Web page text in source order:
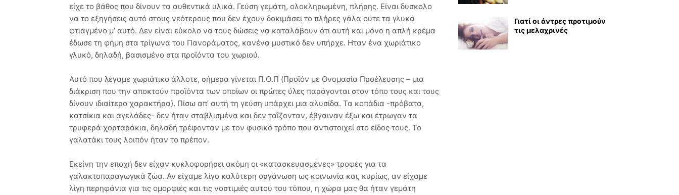
είχε το βάθος που δίνουν τα αυθεντικά υλικά. Γεύση γεμάτη, ολοκληρωμένη, πλήρης. Είναι δύσκολο
να το εξηγήσεις αυτό στους νεότερους που δεν έχουν δοκιμάσει το πλήρες γάλα ούτε τα γλυκά
φτιαγμένο μ’ αυτό. Δεν είναι εύκολο να τους δώσεις να καταλάβουν ότι αυτή και μόνο η απλή κρέμα
έδωσε τη φήμη στα τρίγωνα του Πανοράματος, κανένα μυστικό δεν υπήρχε. Ηταν ένα χωριάτικο
γλυκό, δηλαδή, βασισμένο στα προϊόντα του χωριού.
Αυτό που λέγαμε χωριάτικο άλλοτε, σήμερα γίνεται Π.Ο.Π (Προϊόν με Ονομασία Προέλευσης – μια
διάκριση που την αποκτούν προϊόντα των οποίων οι πρώτες ύλες παράγονται στον τόπο τους και τους
δίνουν ιδιαίτερο χαρακτήρα). Πίσω απ’ αυτή τη γεύση υπάρχει μια αλυσίδα. Τα κοπάδια -πρόβατα,
κατσίκια και αγελάδες- δεν ήταν σταβλισμένα και δεν ταΐζονταν, έβγαιναν έξω και έτρωγαν τα
τρυφερά χορταράκια, δηλαδή τρέφονταν με τον φυσικό τρόπο που αντιστοιχεί στο είδος τους. Το
γαλατάκι τους λοιπόν ήταν το πρέπον.
Εκείνη την εποχή δεν είχαν κυκλοφορήσει ακόμη οι «κατασκευασμένες» τροφές για τα
γαλακτοπαραγωγικά ζώα. Αν είχαμε λίγο καλύτερη οργάνωση ως κοινωνία και, κυρίως, αν είχαμε
λίγη περηφάνια για τις ομορφιές και τις νοστιμιές αυτού του τόπου, η χώρα μας θα ήταν γεμάτη
Γιατί οι άντρες προτιμούν
τις μελαχρινές